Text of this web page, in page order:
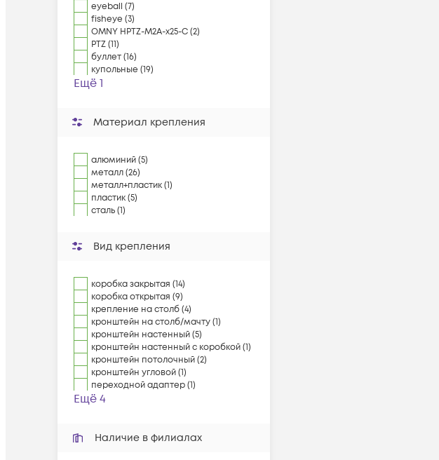
eyeball (7)
fisheye (3)
OMNY HPTZ-M2A-x25-C (2)
PTZ (11)
буллет (16)
купольные (19)
Ещё 1
Материал крепления
алюминий (5)
металл (26)
металл+пластик (1)
пластик (5)
сталь (1)
Вид крепления
коробка закрытая (14)
коробка открытая (9)
крепление на столб (4)
кронштейн на столб/мачту (1)
кронштейн настенный (5)
кронштейн настенный с коробкой (1)
кронштейн потолочный (2)
кронштейн угловой (1)
переходной адаптер (1)
Ещё 4
Наличие в филиалах